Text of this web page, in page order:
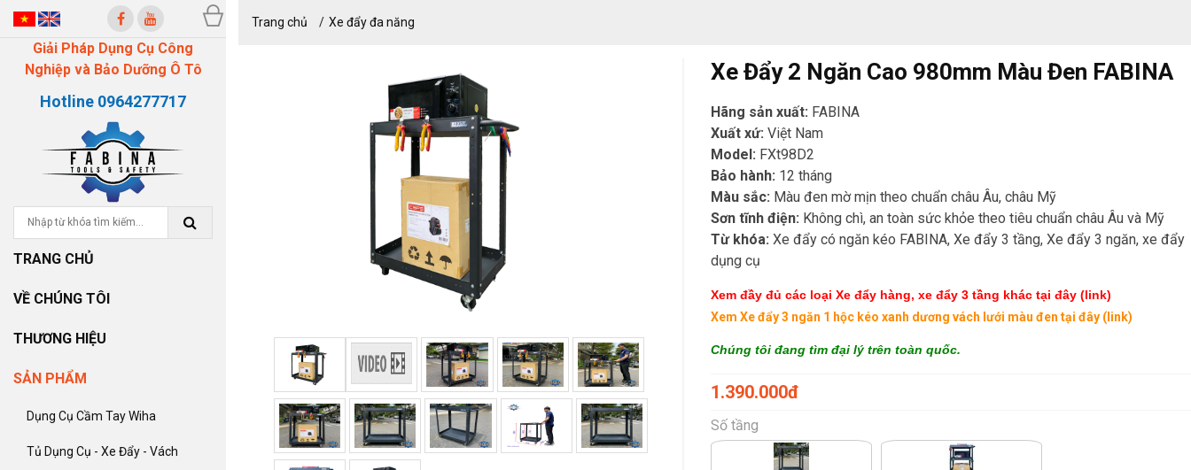
Giải Pháp Dụng Cụ Công
Nghiệp và Bảo Dưỡng Ô Tô
Hotline 0964277717
TRANG CHỦ
VỀ CHÚNG TÔI
THƯƠNG HIỆU
SẢN PHẨM
Dụng Cụ Cầm Tay Wiha
Tủ Dụng Cụ - Xe Đẩy - Vách
Trang chủ Xe đẩy đa năng
Xe Đẩy 2 Ngăn Cao 980mm Màu Đen FABINA
Hãng sản xuất: FABINA
Xuất xứ: Việt Nam
Model: FXt98D2
Bảo hành: 12 tháng
Màu sắc: Màu đen mờ mịn theo chuẩn châu Âu, châu Mỹ
Sơn tĩnh điện: Không chì, an toàn sức khỏe theo tiêu chuẩn châu Âu và Mỹ
Từ khóa: Xe đẩy có ngăn kéo FABINA, Xe đẩy 3 tầng, Xe đẩy 3 ngăn, xe đẩy
dụng cụ
Xem đầy đủ các loại Xe đẩy hàng, xe đẩy 3 tầng kháctại đây (link)
Xem Xe đẩy 3 ngăn 1 hộc kéo xanh dương vách lưới màu đentại đây (link)
Chúng tôi đang tìm đại lý trên toàn quốc.
1.390.000đ
Số tầng